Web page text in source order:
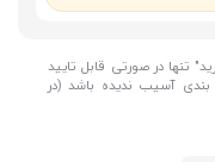
تنها در صورتی قابل تایید
بندی آسیب ندیده باشد (در